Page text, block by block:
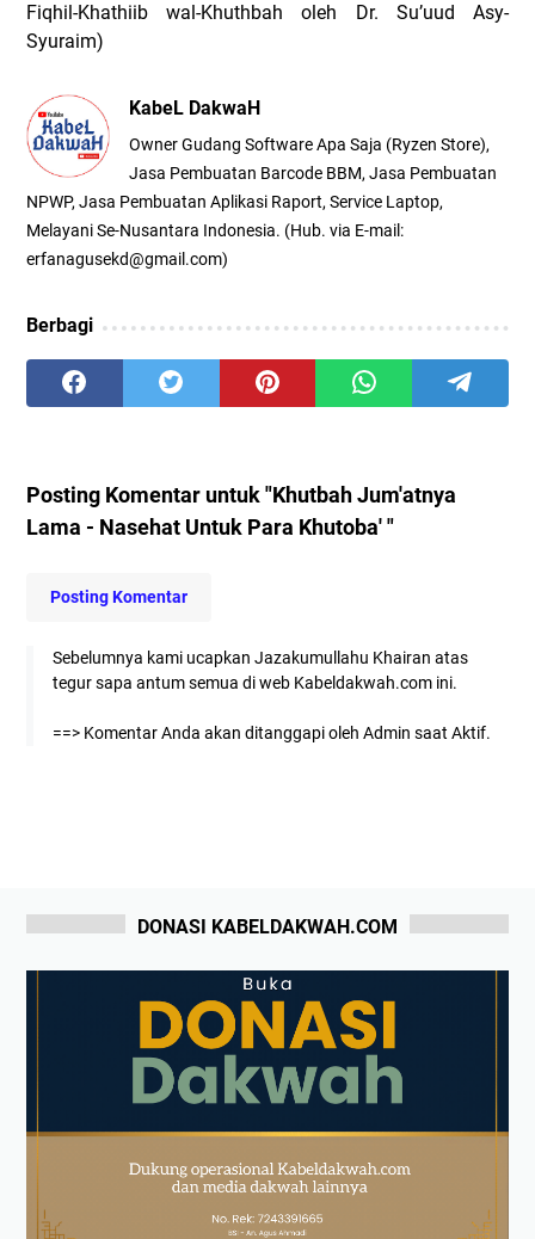
Fiqhil-Khathiib wal-Khuthbah oleh Dr. Su’uud Asy-
Syuraim)
KabeL DakwaH
Owner Gudang Software Apa Saja (Ryzen Store),
Jasa Pembuatan Barcode BBM, Jasa Pembuatan
NPWP, Jasa Pembuatan Aplikasi Raport, Service Laptop,
Melayani Se-Nusantara Indonesia. (Hub. via E-mail:
erfanagusekd@gmail.com)
Berbagi
Posting Komentar untuk "Khutbah Jum'atnya
Lama - Nasehat Untuk Para Khutoba' "
Posting Komentar
Sebelumnya kami ucapkan Jazakumullahu Khairan atas
tegur sapa antum semua di web Kabeldakwah.com ini.
==> Komentar Anda akan ditanggapi oleh Admin saat Aktif.
DONASI KABELDAKWAH.COM